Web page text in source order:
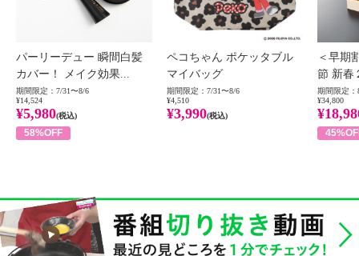
パーリーデュー 瞬間白髪
カバー！ メイク効果...
期間限定：7/31〜8/6
¥14,524
¥5,980(税込)
58%OFF
ペコちゃん ポケッタブル
マイバッグ
期間限定：7/31〜8/6
¥4,510
¥3,990(税込)
＜早期
節 新春
期間限定：
¥34,800